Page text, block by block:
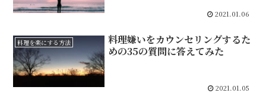
2021.01.06
料理を楽にする方法
料理嫌いをカウンセリングするた
めの35の質問に答えてみた
2021.01.05